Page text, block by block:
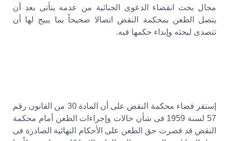
مجال بحث انقضاء الدعوى الجنائية من عدمه يتأتى بعد أن
يتصل الطعن بمحكمة النقض اتصالا صحيحاً بما يبيح لها أن
تتصدى لبحثه وإبداء حكمها فيه.
إستقر قضاء محكمة النقض على أن المادة 30 من القانون رقم
57 لسنة 1959 فى شأن حالات وإجراءات الطعن أمام محكمة
النقض قد قصرت حق الطعن على الأحكام النهائية الصادرة فى